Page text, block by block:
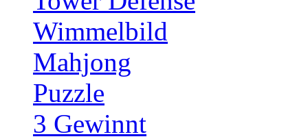
Wimmelbild
Mahjong
Puzzle
3 Gewinnt